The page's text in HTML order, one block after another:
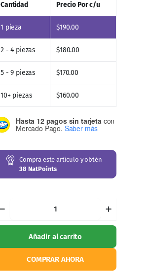
Cantidad Precio Por c/u
1 pieza $190.00
2 - 4 piezas $180.00
5 - 9 piezas $170.00
10+ piezas $160.00
Hasta 12 pagos sin tarjetacon
Mercado Pago. Saber más
Compra este artículo y obtén
38 NatPoints
Capsulas
Añadir al carrito
COMPRAR AHORA